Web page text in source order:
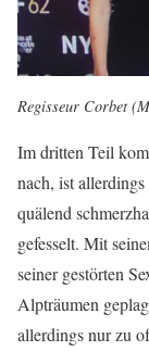
Regisseur Corbet
Im dritten Teil
nach, ist
quälend
gefesselt. Mit
seiner gestörten
Alpträumen
allerdings nur zu